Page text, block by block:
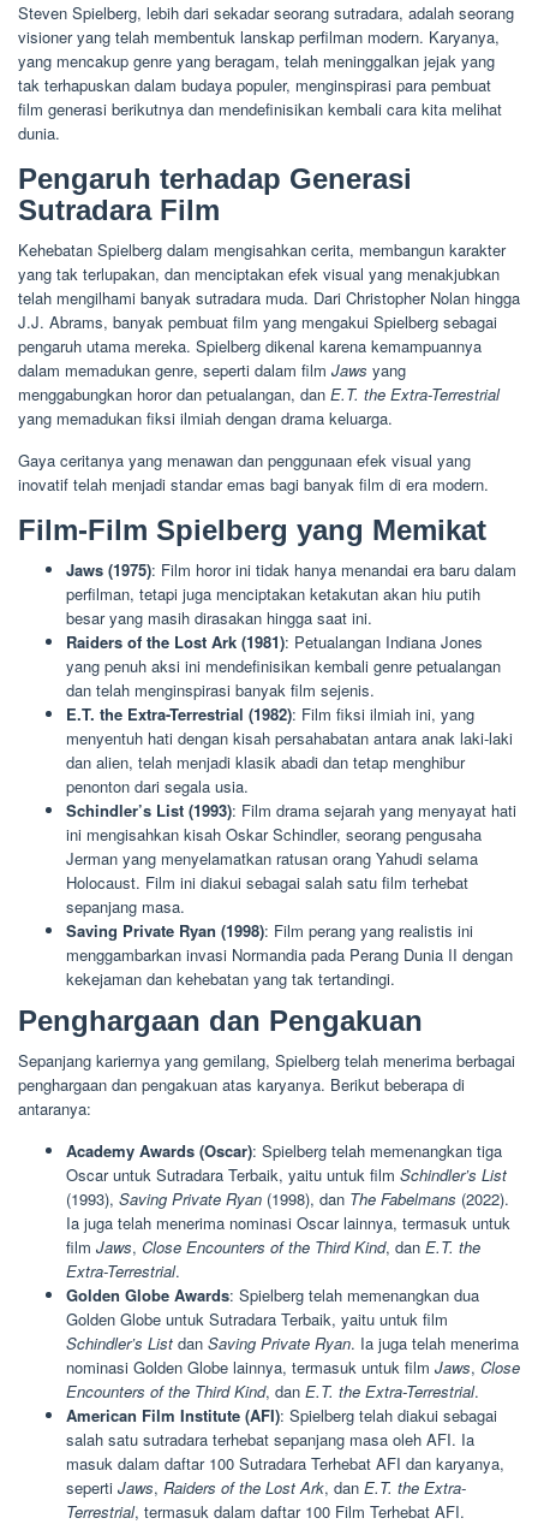
Steven Spielberg, lebih dari sekadar seorang sutradara, adalah seorang
visioner yang telah membentuk lanskap perfilman modern. Karyanya,
yang mencakup genre yang beragam, telah meninggalkan jejak yang
tak terhapuskan dalam budaya populer, menginspirasi para pembuat
film generasi berikutnya dan mendefinisikan kembali cara kita melihat
dunia.
Pengaruh terhadap Generasi
Sutradara Film
Kehebatan Spielberg dalam mengisahkan cerita, membangun karakter
yang tak terlupakan, dan menciptakan efek visual yang menakjubkan
telah mengilhami banyak sutradara muda. Dari Christopher Nolan hingga
J.J. Abrams, banyak pembuat film yang mengakui Spielberg sebagai
pengaruh utama mereka. Spielberg dikenal karena kemampuannya
dalam memadukan genre, seperti dalam film Jaws yang
menggabungkan horor dan petualangan, dan E.T. the Extra-Terrestrial
yang memadukan fiksi ilmiah dengan drama keluarga.
Gaya ceritanya yang menawan dan penggunaan efek visual yang
inovatif telah menjadi standar emas bagi banyak film di era modern.
Film-Film Spielberg yang Memikat
Jaws (1975): Film horor ini tidak hanya menandai era baru dalam
perfilman, tetapi juga menciptakan ketakutan akan hiu putih
besar yang masih dirasakan hingga saat ini.
Raiders of the Lost Ark (1981): Petualangan Indiana Jones
yang penuh aksi ini mendefinisikan kembali genre petualangan
dan telah menginspirasi banyak film sejenis.
E.T. the Extra-Terrestrial (1982): Film fiksi ilmiah ini, yang
menyentuh hati dengan kisah persahabatan antara anak laki-laki
dan alien, telah menjadi klasik abadi dan tetap menghibur
penonton dari segala usia.
Schindler’s List (1993): Film drama sejarah yang menyayat hati
ini mengisahkan kisah Oskar Schindler, seorang pengusaha
Jerman yang menyelamatkan ratusan orang Yahudi selama
Holocaust. Film ini diakui sebagai salah satu film terhebat
sepanjang masa.
Saving Private Ryan (1998): Film perang yang realistis ini
menggambarkan invasi Normandia pada Perang Dunia II dengan
kekejaman dan kehebatan yang tak tertandingi.
Penghargaan dan Pengakuan
Sepanjang kariernya yang gemilang, Spielberg telah menerima berbagai
penghargaan dan pengakuan atas karyanya. Berikut beberapa di
antaranya:
Academy Awards (Oscar): Spielberg telah memenangkan tiga
Oscar untuk Sutradara Terbaik, yaitu untuk film Schindler’s List
(1993), Saving Private Ryan (1998), dan The Fabelmans (2022).
Ia juga telah menerima nominasi Oscar lainnya, termasuk untuk
film Jaws, Close Encounters of the Third Kind, dan E.T. the
Extra-Terrestrial.
Golden Globe Awards: Spielberg telah memenangkan dua
Golden Globe untuk Sutradara Terbaik, yaitu untuk film
Schindler’s List dan Saving Private Ryan. Ia juga telah menerima
nominasi Golden Globe lainnya, termasuk untuk film Jaws, Close
Encounters of the Third Kind, dan E.T. the Extra-Terrestrial.
American Film Institute (AFI): Spielberg telah diakui sebagai
salah satu sutradara terhebat sepanjang masa oleh AFI. Ia
masuk dalam daftar 100 Sutradara Terhebat AFI dan karyanya,
seperti Jaws, Raiders of the Lost Ark, dan E.T. the Extra-
Terrestrial, termasuk dalam daftar 100 Film Terhebat AFI.